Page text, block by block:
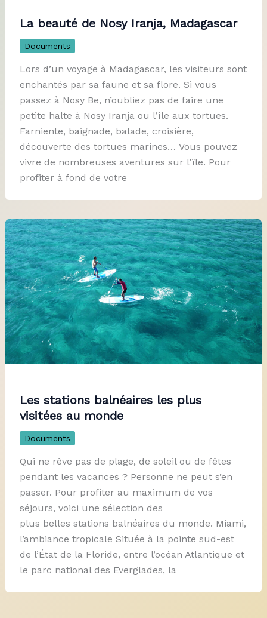
La beauté de Nosy Iranja, Madagascar
Documents
Lors d’un voyage à Madagascar, les visiteurs sont
enchantés par sa faune et sa flore. Si vous
passez à Nosy Be, n’oubliez pas de faire une
petite halte à Nosy Iranja ou l’île aux tortues.
Farniente, baignade, balade, croisière,
découverte des tortues marines… Vous pouvez
vivre de nombreuses aventures sur l’île. Pour
profiter à fond de votre
Les stations balnéaires les plus
visitées au monde
Documents
Qui ne rêve pas de plage, de soleil ou de fêtes
pendant les vacances ? Personne ne peut s’en
passer. Pour profiter au maximum de vos
séjours, voici une sélection des
plus belles stations balnéaires du monde. Miami,
l’ambiance tropicale Située à la pointe sud-est
de l’État de la Floride, entre l’océan Atlantique et
le parc national des Everglades, la